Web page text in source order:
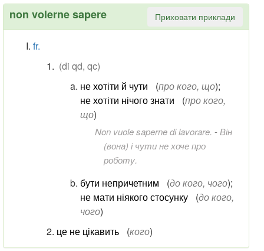
non volerne sapere Приховати приклади
fr.
(di qd, qc)
не хотіти й чути
(про кого, що);
не хотіти нічого знати
(про кого,
що)
Non vuole saperne di lavorare. -Він
(вона) і чути не хоче про
роботу.
бути непричетним (до кого, чого);
не мати ніякого стосунку
(до кого,
чого)
це не цікавить
(кого)